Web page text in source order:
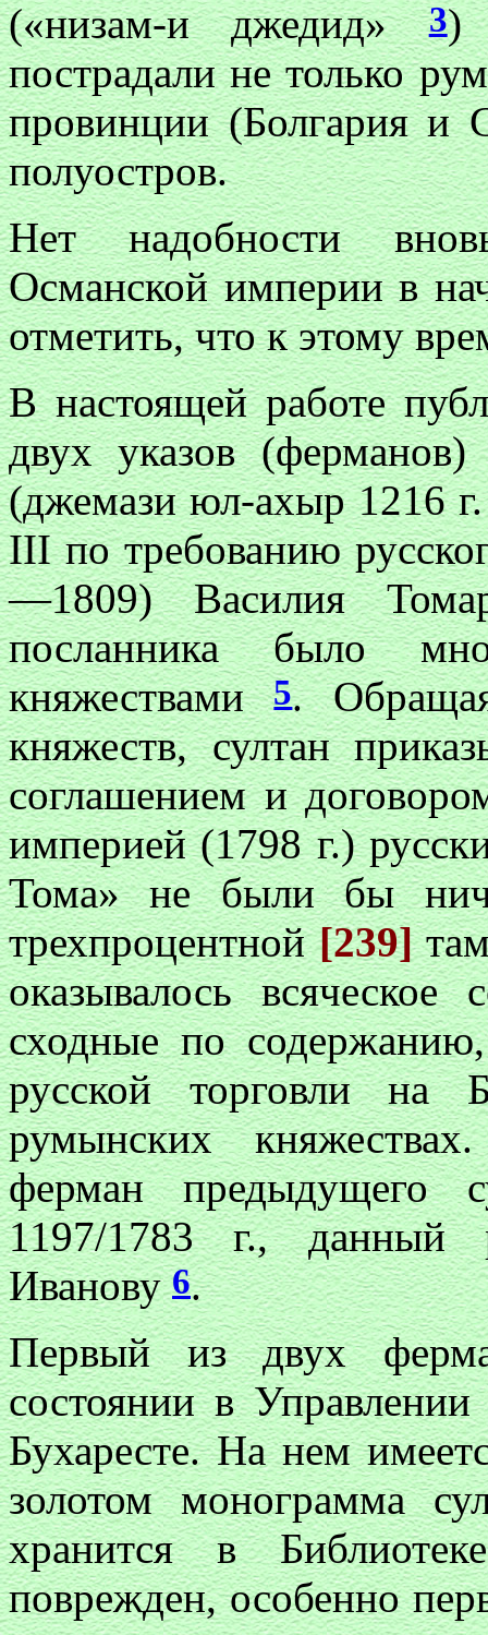
(«низам-и джедид»3)
пострадали не только
провинции (Болгария и
полуостров.
Нет надобности
Османской империи в
отметить, что к этому
В настоящей работе
двух указов
(джемази юл-ахыр 1216
III по требованию
—1809) Василия
посланника было
княжествами5.
княжеств, султан
соглашением и
империей (1798 г.)
Тома» не были бы
трехпроцентной[239]
оказывалось
сходные по
русской торговли на
румынских
ферман предыдущего
1197/1783 г., данный
Иванову6.
Первый из двух
состоянии в
Бухаресте. На нем
золотом монограмма
хранится в
поврежден, особенно